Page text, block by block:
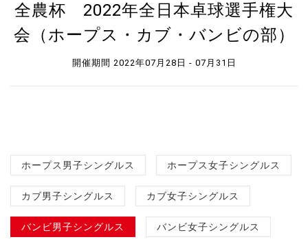
全農杯 2022年全日本卓球選手権大
会（ホープス・カブ・バンビの部）
開催期間 2022年07月28日 - 07月31日
ホープス男子シングルス ホープス女子シングルス
カブ男子シングルス カブ女子シングルス
バンビ男子シングルス バンビ女子シングルス